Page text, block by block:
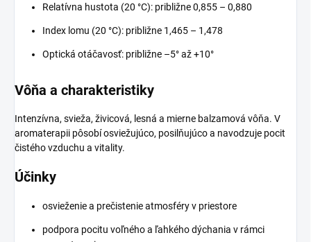
Relatívna hustota (20 °C): približne 0,855 – 0,880
Index lomu (20 °C): približne 1,465 – 1,478
Optická otáčavosť: približne –5° až +10°
Vôňa a charakteristiky
Intenzívna, svieža, živicová, lesná a mierne balzamová vôňa. V
aromaterapii pôsobí osviežujúco, posilňujúco a navodzuje pocit
čistého vzduchu a vitality.
Účinky
osvieženie a prečistenie atmosféry v priestore
podpora pocitu voľného a ľahkého dýchania v rámci